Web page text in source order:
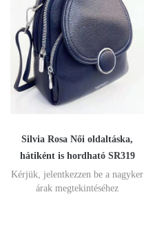
Silvia Rosa Női oldaltáska,
hátiként is hordható SR319
Kérjük, jelentkezzen be a nagyker
árak megtekintéséhez